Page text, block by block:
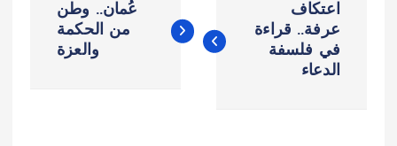
ص
اعتكاف
عرفة.. قراءة
في فلسفة
الدعاء
عُمان.. وطن
من الحكمة
والعزة